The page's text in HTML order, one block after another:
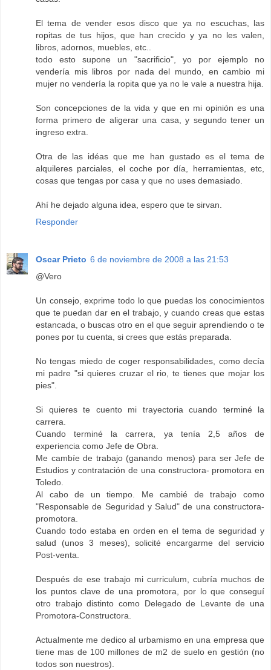
El tema de vender esos disco que ya no escuchas, las
ropitas de tus hijos, que han crecido y ya no les valen,
libros, adornos, muebles, etc..
todo esto supone un "sacrificio", yo por ejemplo no
vendería mis libros por nada del mundo, en cambio mi
mujer no vendería la ropita que ya no le vale a nuestra hija.
Son concepciones de la vida y que en mi opinión es una
forma primero de aligerar una casa, y segundo tener un
ingreso extra.
Otra de las idéas que me han gustado es el tema de
alquileres parciales, el coche por día, herramientas, etc,
cosas que tengas por casa y que no uses demasiado.
Ahí he dejado alguna idea, espero que te sirvan.
Responder
Oscar Prieto 6 de noviembre de 2008 a las 21:53
@Vero
Un consejo, exprime todo lo que puedas los conocimientos
que te puedan dar en el trabajo, y cuando creas que estas
estancada, o buscas otro en el que seguir aprendiendo o te
pones por tu cuenta, si crees que estás preparada.
No tengas miedo de coger responsabilidades, como decía
mi padre "si quieres cruzar el rio, te tienes que mojar los
pies".
Si quieres te cuento mi trayectoria cuando terminé la
carrera.
Cuando terminé la carrera, ya tenía 2,5 años de
experiencia como Jefe de Obra.
Me cambíe de trabajo (ganando menos) para ser Jefe de
Estudios y contratación de una constructora- promotora en
Toledo.
Al cabo de un tiempo. Me cambié de trabajo como
"Responsable de Seguridad y Salud" de una constructora-
promotora.
Cuando todo estaba en orden en el tema de seguridad y
salud (unos 3 meses), solicité encargarme del servicio
Post-venta.
Después de ese trabajo mi curriculum, cubría muchos de
los puntos clave de una promotora, por lo que conseguí
otro trabajo distinto como Delegado de Levante de una
Promotora-Constructora.
Actualmente me dedico al urbamismo en una empresa que
tiene mas de 100 millones de m2 de suelo en gestión (no
todos son nuestros).